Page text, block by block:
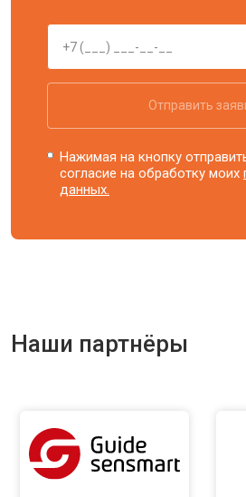
Отправить
Нажимая на кнопку
согласие на обработку моих
данных.
Наши партнёры